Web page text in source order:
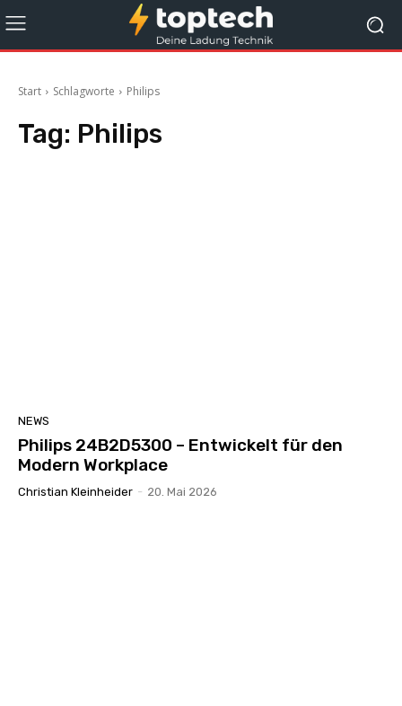
Start Schlagworte Philips
Tag: Philips
NEWS
Philips 24B2D5300 – Entwickelt für den
Modern Workplace
Christian Kleinheider - 20. Mai 2026